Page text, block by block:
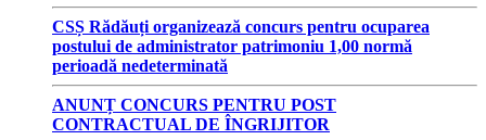
CSȘ Rădăuți organizează concurs pentru ocuparea
postului de administrator patrimoniu 1,00 normă
perioadă nedeterminată
ANUNȚ CONCURS PENTRU POST
CONTRACTUAL DE ÎNGRIJITOR